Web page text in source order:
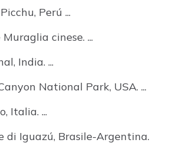
Perú ...
cinese. ...
India. ...
National Park, USA. ...
Italia. ...
di Iguazú, Brasile-Argentina.